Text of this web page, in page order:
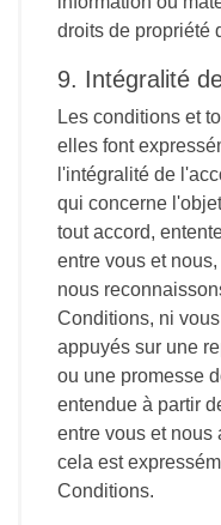
droits de propriété
9. Intégralité
Les conditions et
elles font
l'intégralité de
qui concerne
tout accord,
entre vous et
nous
Conditions, ni
appuyés sur une
ou une promesse
entendue à partir
entre vous et nous
cela est
Conditions.